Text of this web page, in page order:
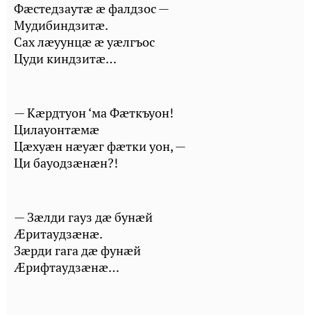
Фæстедзаутæ æ фалдзос —
Мудибиндзитæ.
Сах лæуунцæ æ уæлгъос
Цуди киндзитæ…
— Кæрдтуон ‘ма Фæткъуон!
Цилауонтæмæ
Цæхуæн нæуæг фæтки уон, —
Ци бауодзæнæн?!
— Зæлди гауз дæ бунæй
Æритаудзæнæ.
Зæрди гага дæ фунæй
Æрифтаудзæнæ…